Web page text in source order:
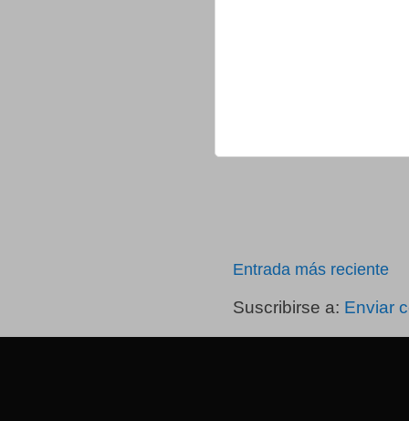
Entrada más reciente
Suscribirse a: Enviar